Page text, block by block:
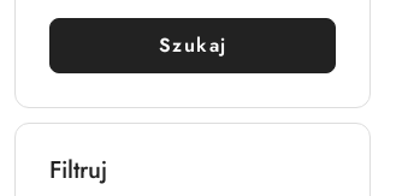
Szukaj
Filtruj